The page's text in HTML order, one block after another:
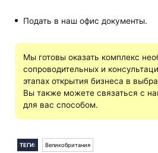
Подать в наш офис документы.
Мы готовы оказать комплекс
сопроводительных и
этапах открытия бизнеса в
Вы также можете связаться с
для вас способом.
ТЕГИ: Великобритания